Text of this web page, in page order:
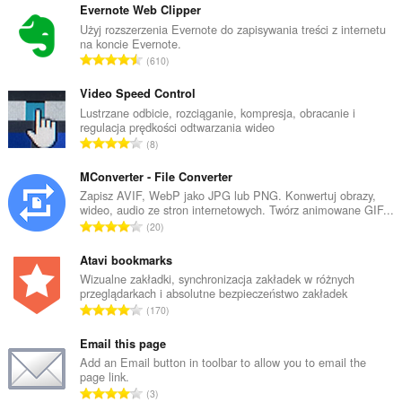
Evernote Web Clipper
Użyj rozszerzenia Evernote do zapisywania treści z internetu
na koncie Evernote.
C
ł
k
o
w
t
a
l
c
z
b
a
c
e
:
610
Video Speed Control
Lustrzane odbicie, rozciąganie, kompresja, obracanie i
regulacja prędkości odtwarzania wideo
C
ł
k
o
w
t
a
l
c
z
a
8
MConverter - File Converter
Zapisz AVIF, WebP jako JPG lub PNG. Konwertuj obrazy,
wideo, audio ze stron internetowych. Twórz animowane GIF...
C
ł
k
o
w
t
a
l
20
Atavi bookmarks
Wizualne zakładki, synchronizacja zakładek w różnych
przeglądarkach i absolutne bezpieczeństwo zakładek
C
ł
k
w
170
Email this page
Add an Email button in toolbar to allow you to email the
page link.
C3